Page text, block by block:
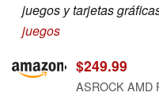
juegos y tarjetas
juegos
$249.99